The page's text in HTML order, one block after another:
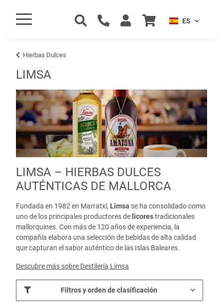
ES
Hierbas Dulces
LIMSA
LIMSA – HIERBAS DULCES
AUTÉNTICAS DE MALLORCA
Fundada en 1982 en Marratxí, Limsa se ha consolidado como
uno de los principales productores de licorestradicionales
mallorquines. Con más de 120 años de experiencia, la
compañía elabora una selección de bebidas de alta calidad
que capturan el sabor auténtico de las Islas Baleares.
Descubre más sobre Destilería Limsa
Filtros y orden de clasificación